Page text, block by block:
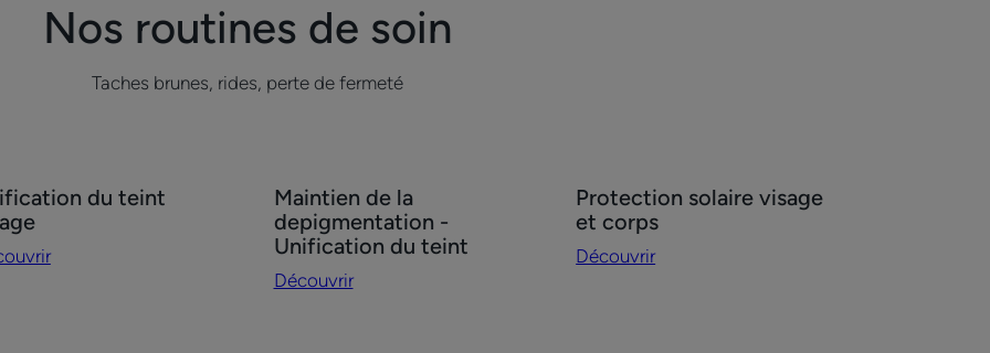
Nos routines de soin
Taches brunes, rides, perte de fermeté
du teint
Maintien
de
depigmentation
Maintien de la
depigmentation -
Unification du teint
Découvrir
Protection
solaire
visage
Protection solaire visage
et corps
Découvrir